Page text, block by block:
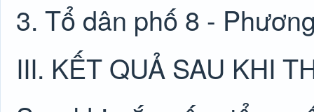
3. Tổ dân phố 8 -
III. KẾT QUẢ SAU KHI